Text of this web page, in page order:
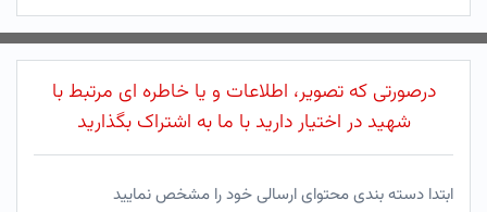
درصورتی که تصویر، اطلاعات و یا خاطره ای مرتبط با
شهید در اختیار دارید با ما به اشتراک بگذارید
ابتدا دسته بندی محتوای ارسالی خود را مشخص نمایید